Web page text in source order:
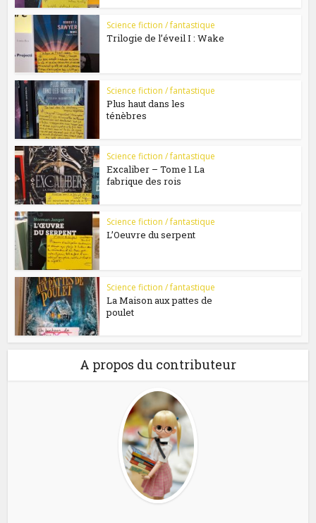
Science fiction / fantastique
Trilogie de l’éveil I : Wake
Science fiction / fantastique
Plus haut dans les
ténèbres
Science fiction / fantastique
Excaliber – Tome 1 La
fabrique des rois
Science fiction / fantastique
L’Oeuvre du serpent
Science fiction / fantastique
La Maison aux pattes de
poulet
A propos du contributeur